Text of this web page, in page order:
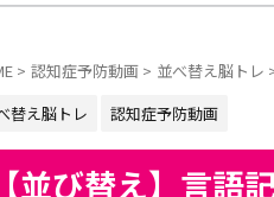
> 認知症予防動画 > 並べ替え脳トレ
替え脳トレ
認知症予防動画
【並び替え】言語